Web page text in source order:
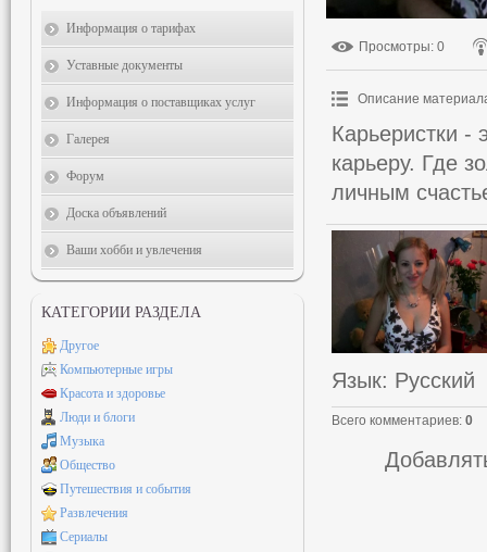
Просмотры: 0
Описание
Карьеристки -
карьеру. Где
личным
Язык: Русский
Всего комментариев: 0
Информация о тарифах
Уставные документы
Информация о поставщиках услуг
Галерея
Форум
Доска объявлений
Ваши хобби и увлечения
КАТЕГОРИИ РАЗДЕЛА
Другое
Компьютерные игры
Красота и здоровье
Люди и блоги
Музыка
Общество
Путешествия и события
Развлечения
Сериалы